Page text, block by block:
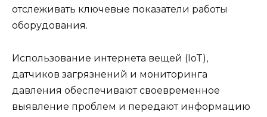
отслеживать ключевые показатели работы
оборудования.
Использование интернета вещей (IoT),
датчиков загрязнений и мониторинга
давления обеспечивают своевременное
выявление проблем и передают информацию